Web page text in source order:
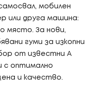
мобилен
или друга машина:
място. За нови,
гуми за изкопни
от известни A
с оптимално
и качество.